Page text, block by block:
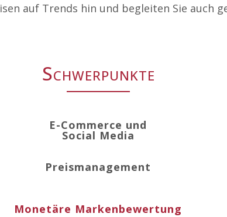
auf Trends hin und begleiten Sie auch
Schwerpunkte
E-Commerce und
Social Media
Preismanagement
Monetäre Markenbewertung